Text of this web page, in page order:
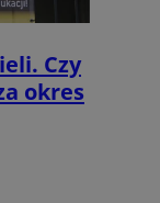
Czy
okres